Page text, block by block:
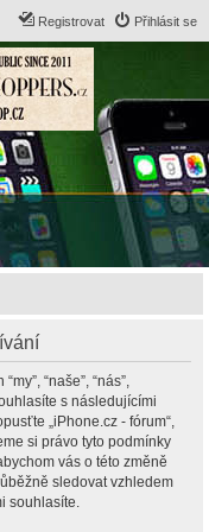
Přihlásit se
Registrovat
“naše”, “nás”,
s následujícími
„iPhone.cz - fórum“,
si právo tyto podmínky
vás o této změně
sledovat vzhledem
souhlasíte.